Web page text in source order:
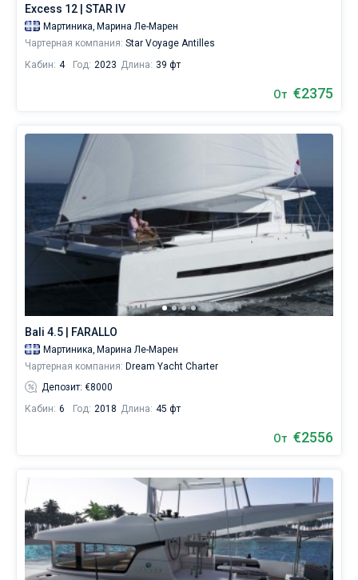
Excess 12 | STAR IV
Мартиника, Марина Ле-Марен
Чартерная компания: Star Voyage Antilles
Кабин: 4 Год: 2023 Длина: 39 фт
От €2375
Bali 4.5 | FARALLO
Мартиника, Марина Ле-Марен
Чартерная компания: Dream Yacht Charter
Депозит: €8000
Кабин: 6 Год: 2018 Длина: 45 фт
От €2556